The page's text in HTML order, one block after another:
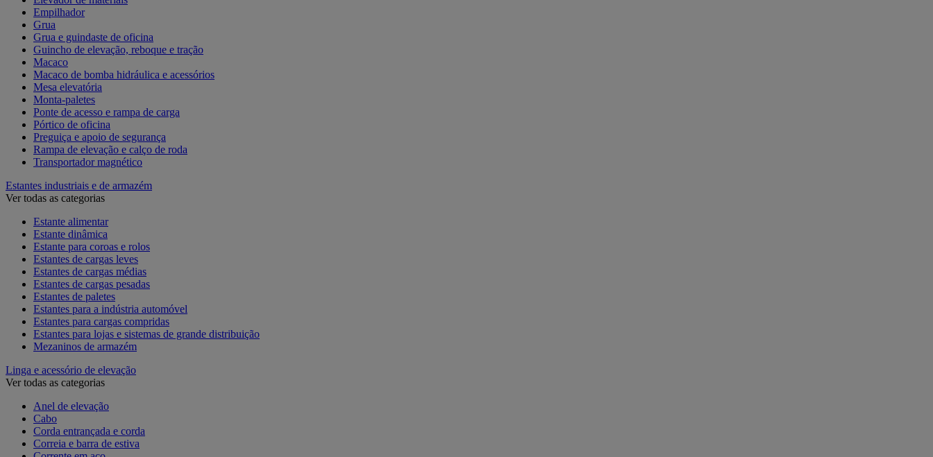
Empilhador
Grua
Grua e guindaste de oficina
Guincho de elevação, reboque e tração
Macaco
Macaco de bomba hidráulica e acessórios
Mesa elevatória
Monta-paletes
Ponte de acesso e rampa de carga
Pórtico de oficina
Preguiça e apoio de segurança
Rampa de elevação e calço de roda
Transportador magnético
Estantes industriais e de armazém
Ver todas as categorias
Estante alimentar
Estante dinâmica
Estante para coroas e rolos
Estantes de cargas leves
Estantes de cargas médias
Estantes de cargas pesadas
Estantes de paletes
Estantes para a indústria automóvel
Estantes para cargas compridas
Estantes para lojas e sistemas de grande distribuição
Mezaninos de armazém
Linga e acessório de elevação
Ver todas as categorias
Anel de elevação
Cabo
Corda entrançada e corda
Correia e barra de estiva